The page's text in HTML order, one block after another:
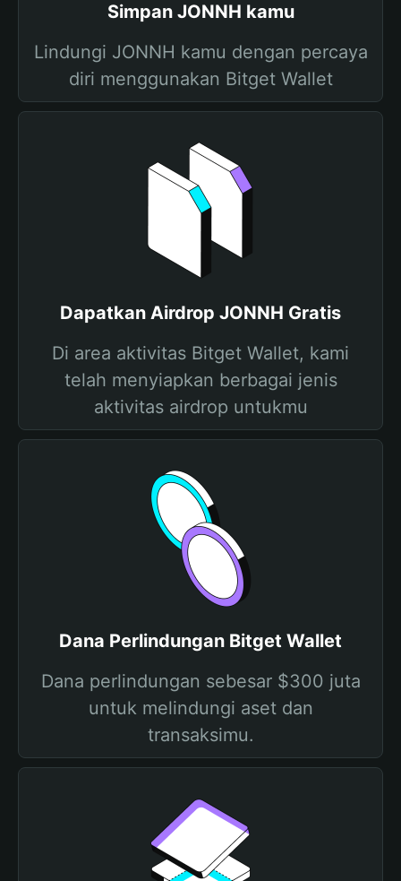
Simpan JONNH kamu
Lindungi JONNH kamu dengan percaya
diri menggunakan Bitget Wallet
Dapatkan Airdrop JONNH Gratis
Di area aktivitas Bitget Wallet, kami
telah menyiapkan berbagai jenis
aktivitas airdrop untukmu
Dana Perlindungan Bitget Wallet
Dana perlindungan sebesar $300 juta
untuk melindungi aset dan
transaksimu.